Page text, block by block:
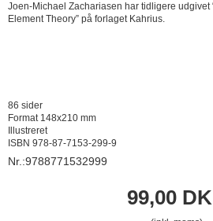
Joen-Michael Zachariasen har tidligere udgivet
Element Theory” på forlaget Kahrius.
86 sider
Format 148x210 mm
Illustreret
ISBN 978-87-7153-299-9
Nr.:9788771532999
99,00